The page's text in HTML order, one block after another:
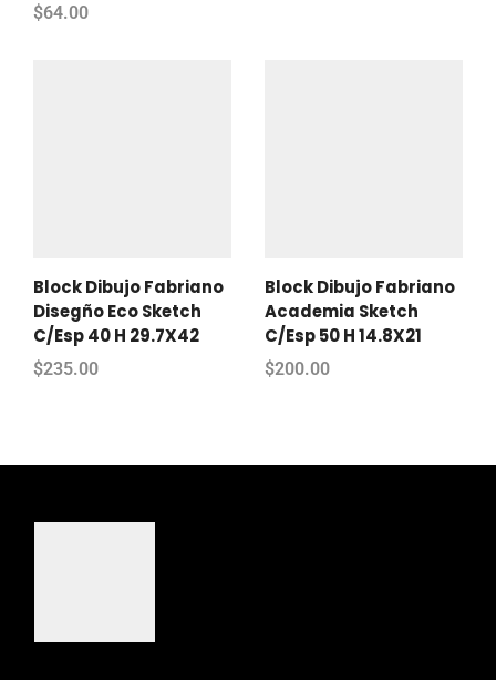
$64.00
Block Dibujo Fabriano
Disegño Eco Sketch
C/Esp 40 H 29.7X42
$235.00
Block Dibujo Fabriano
Academia Sketch
C/Esp 50 H 14.8X21
$200.00